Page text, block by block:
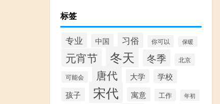
标签
专业 中国 习俗 你可以 保暖
元宵节 冬天 冬季 北京
可能会 唐代 大学
学校
孩子
宋代 寓意 工作 年初